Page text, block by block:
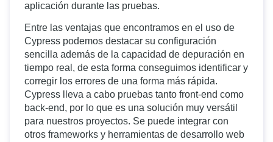
aplicación durante las pruebas.
Entre las ventajas que encontramos en el uso de
Cypress podemos destacar su configuración
sencilla además de la capacidad de depuración en
tiempo real, de esta forma conseguimos identificar y
corregir los errores de una forma más rápida.
Cypress lleva a cabo pruebas tanto front-end como
back-end, por lo que es una solución muy versátil
para nuestros proyectos. Se puede integrar con
otros frameworks y herramientas de desarrollo web